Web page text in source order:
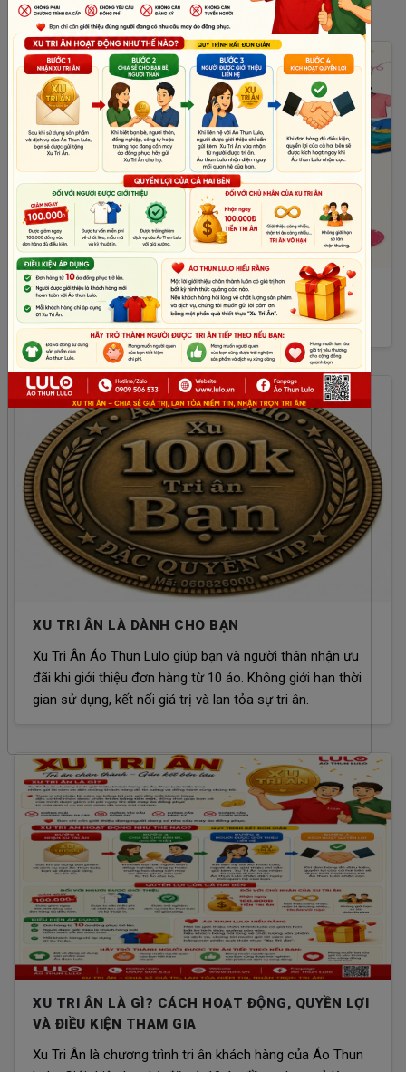
Bài Viết Khác
TUYỂN THỢ 1 KIM + LĐPT
Tuyển thợ 1 kim và lao động phổ thông đi làm ngay
XU TRI ÂN LÀ DÀNH CHO BẠN
Xu Tri Ân Áo Thun Lulo giúp bạn và người thân nhận ưu
đãi khi giới thiệu đơn hàng từ 10 áo. Không giới hạn thời
gian sử dụng, kết nối giá trị và lan tỏa sự tri ân.
XU TRI ÂN LÀ GÌ? CÁCH HOẠT ĐỘNG, QUYỀN LỢI
VÀ ĐIỀU KIỆN THAM GIA
Xu Tri Ân là chương trình tri ân khách hàng của Áo Thun